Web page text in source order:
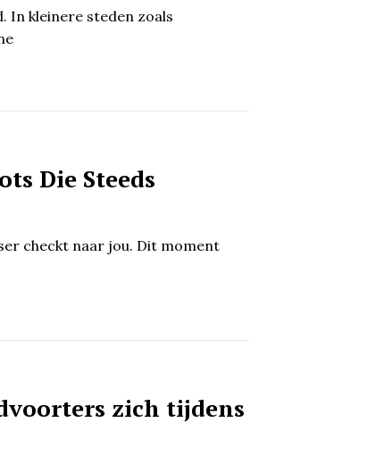
In kleinere steden zoals
Die Steeds
checkt naar jou. Dit moment
zich tijdens